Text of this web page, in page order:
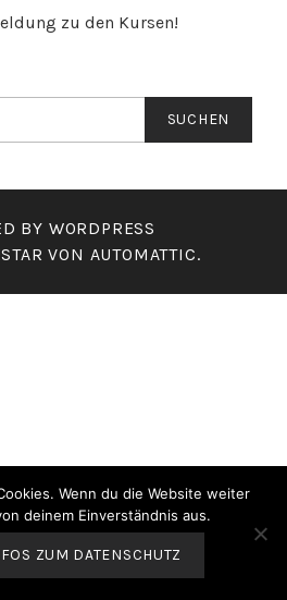
zu den Kursen!
BY WORDPRESS
VON AUTOMATTIC.
Wenn du die Website weiter
deinem Einverständnis aus.
ZUM DATENSCHUTZ